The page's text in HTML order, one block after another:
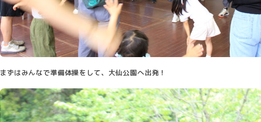
まずはみんなで準備体操をして、大仙公園へ出発！